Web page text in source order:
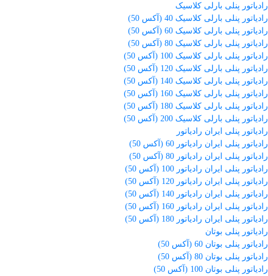
رادیاتور پنلی بارلی کلاسیک
رادیاتور پنلی بارلی کلاسیک 40 (آکس 50)
رادیاتور پنلی بارلی کلاسیک 60 (آکس 50)
رادیاتور پنلی بارلی کلاسیک 80 (آکس 50)
رادیاتور پنلی بارلی کلاسیک 100 (آکس 50)
رادیاتور پنلی بارلی کلاسیک 120 (آکس 50)
رادیاتور پنلی بارلی کلاسیک 140 (آکس 50)
رادیاتور پنلی بارلی کلاسیک 160 (آکس 50)
رادیاتور پنلی بارلی کلاسیک 180 (آکس 50)
رادیاتور پنلی بارلی کلاسیک 200 (آکس 50)
رادیاتور پنلی ایران رادیاتور
رادیاتور پنلی ایران رادیاتور 60 (آکس 50)
رادیاتور پنلی ایران رادیاتور 80 (آکس 50)
رادیاتور پنلی ایران رادیاتور 100 (آکس 50)
رادیاتور پنلی ایران رادیاتور 120 (آکس 50)
رادیاتور پنلی ایران رادیاتور 140 (آکس 50)
رادیاتور پنلی ایران رادیاتور 160 (آکس 50)
رادیاتور پنلی ایران رادیاتور 180 (آکس 50)
رادیاتور پنلی بوتان
رادیاتور پنلی بوتان 60 (آکس 50)
رادیاتور پنلی بوتان 80 (آکس 50)
رادیاتور پنلی بوتان 100 (آکس 50)